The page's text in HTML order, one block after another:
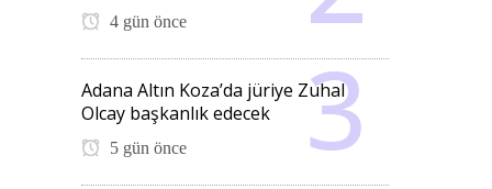
4 gün önce
Adana Altın Koza’da jüriye Zuhal
Olcay başkanlık edecek
5 gün önce